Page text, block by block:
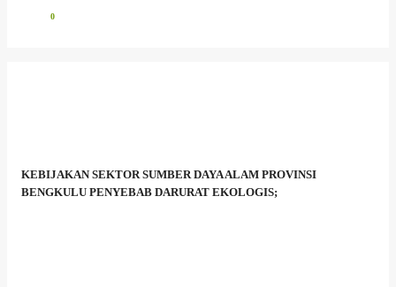
0
KEBIJAKAN SEKTOR SUMBER DAYA ALAM PROVINSI
BENGKULU PENYEBAB DARURAT EKOLOGIS;